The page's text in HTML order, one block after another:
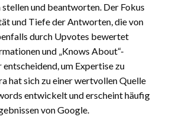
und beantworten. Der Fokus
und Tiefe der Antworten, die von
durch Upvotes bewertet
und „Knows About“-
entscheidend, um Expertise zu
hat sich zu einer wertvollen Quelle
entwickelt und erscheint häufig
von Google.